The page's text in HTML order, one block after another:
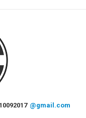
@gmail.com